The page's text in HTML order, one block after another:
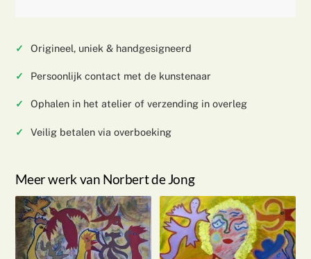
Origineel, uniek & handgesigneerd
Persoonlijk contact met de kunstenaar
Ophalen in het atelier of verzending in overleg
Veilig betalen via overboeking
Meer werk van Norbert de Jong